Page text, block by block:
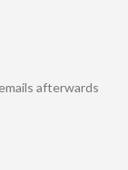
afterwards